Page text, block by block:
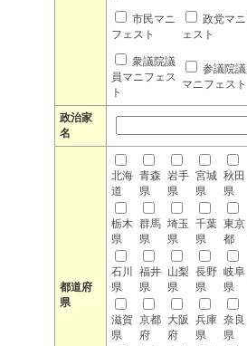
市民マニ
フェスト
政党マ
ェスト
衆議院議
員マニフェス
ト
参議院
マニフェスト
政治家
名
都道府
県
北海
道
青森
県
岩手
県
宮城
県
秋田
県
栃木
県
群馬
県
埼玉
県
千葉
県
東京
都
石川
県
福井
県
山梨
県
長野
県
岐阜
県
滋賀
県
京都
府
大阪
府
兵庫
県
奈良
県